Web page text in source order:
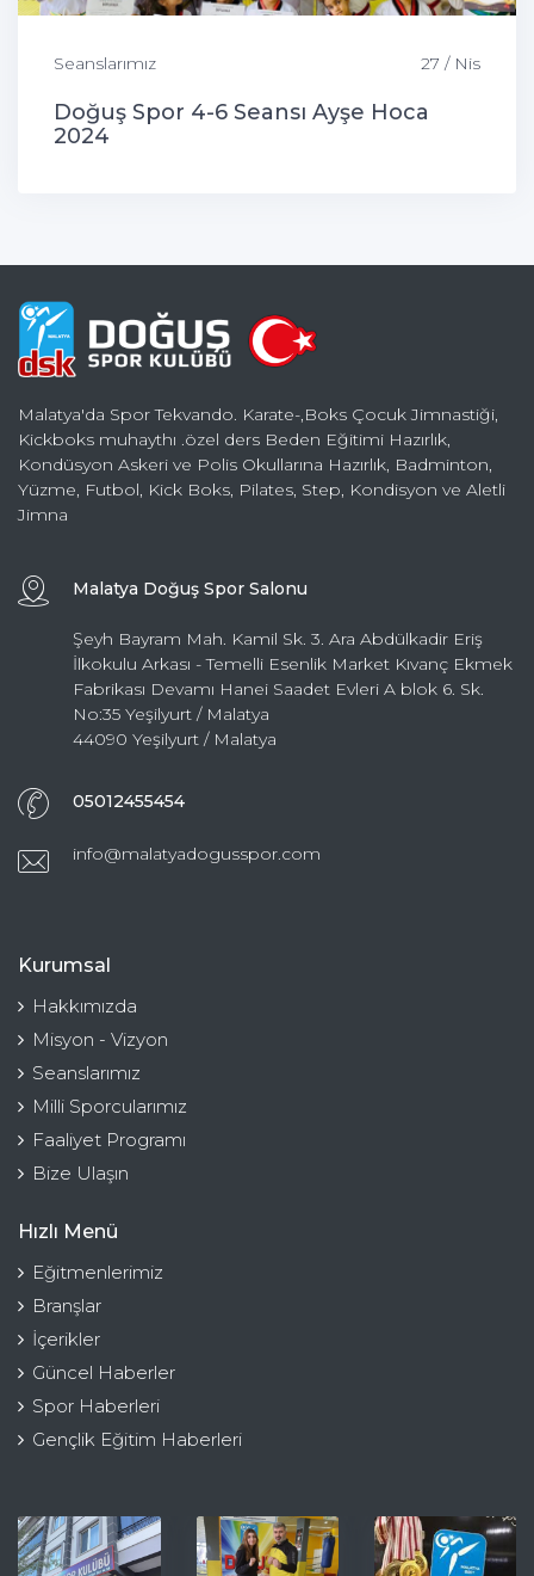
Seanslarımız 27 / Nis
Doğuş Spor 4-6 Seansı Ayşe Hoca
2024
Malatya'da Spor Tekvando. Karate-,Boks Çocuk Jimnastiği,
Kickboks muhaythı .özel ders Beden Eğitimi Hazırlık,
Kondüsyon Askeri ve Polis Okullarına Hazırlık, Badminton,
Yüzme, Futbol, Kick Boks, Pilates, Step, Kondisyon ve Aletli
Jimna
Malatya Doğuş Spor Salonu
Şeyh Bayram Mah. Kamil Sk. 3. Ara Abdülkadir Eriş
İlkokulu Arkası - Temelli Esenlik Market Kıvanç Ekmek
Fabrikası Devamı Hanei Saadet Evleri A blok 6. Sk.
No:35 Yeşilyurt / Malatya
44090 Yeşilyurt / Malatya
05012455454
info@malatyadogusspor.com
Kurumsal
Hakkımızda
Misyon - Vizyon
Seanslarımız
Milli Sporcularımız
Faaliyet Programı
Bize Ulaşın
Hızlı Menü
Eğitmenlerimiz
Branşlar
İçerikler
Güncel Haberler
Spor Haberleri
Gençlik Eğitim Haberleri